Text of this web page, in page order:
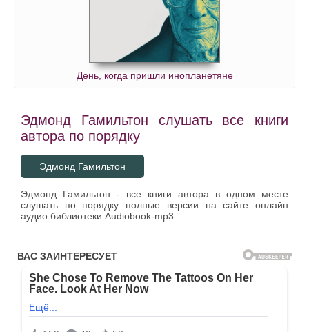
День, когда пришли инопланетяне
Эдмонд Гамильтон слушать все книги
автора по порядку
Эдмонд Гамильтон
Эдмонд Гамильтон - все книги автора в одном месте
слушать по порядку полные версии на сайте онлайн
аудио библиотеки Audiobook-mp3.